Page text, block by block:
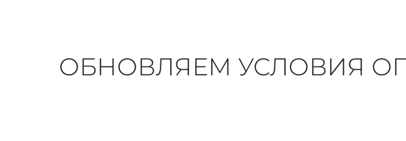
ОБНОВЛЯЕМ УСЛОВИЯ